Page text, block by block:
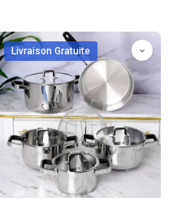
Livraison Gratuite